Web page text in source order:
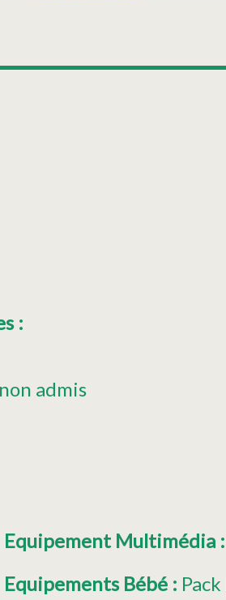
:
admis
Equipement Multimédia :
Equipements Bébé :